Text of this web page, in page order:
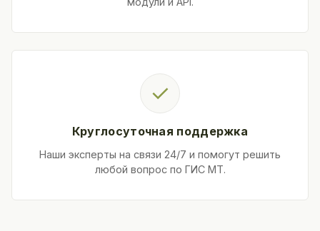
✓
Круглосуточная поддержка
Наши эксперты на связи 24/7 и помогут решить
любой вопрос по ГИС МТ.